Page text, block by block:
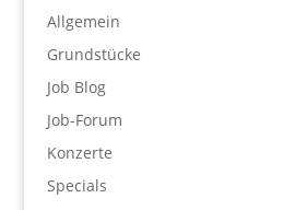
Allgemein
Grundstücke
Job Blog
Job-Forum
Konzerte
Specials